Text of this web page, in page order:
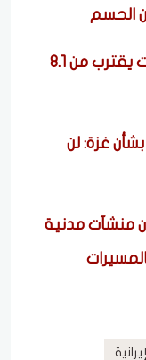
الحسم
سوق السيارات الفاخرة في الإمارات يقترب من 8.1
نتنياهو يرفض وثيقة النقاط الـ15 بشأن غزة: لن
منشآت مدنية